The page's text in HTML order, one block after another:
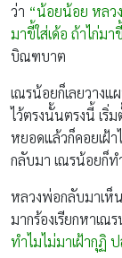
ว่า “น้อยน้อย หลว
มาขี้ใส่เด้อ ถ้าไก่ม
บิณฑบาต
เณรน้อยก็เลยวาง
ไว้ตรงนั้นตรงนี้ เริ่
หยอดแล้วก็คอยเฝ้
กลับมา เณรน้อยก็ท
หลวงพ่อกลับมาเห็
มากร้องเรียกหาเณ
ทำไมไม่มาเฝ้ากุฏิ ป